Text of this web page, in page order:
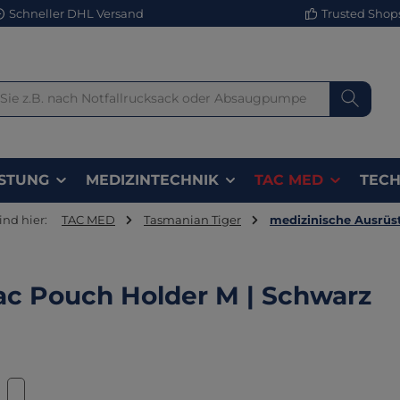
Schneller DHL Versand Trusted
MEDIZINTECHNIK TAC MED
hier: TAC MED Tasmanian Tiger medizinische
Pouch Holder M | Schwarz
überspringen